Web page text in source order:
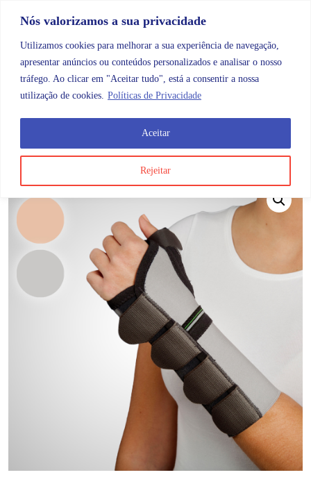
Nós valorizamos a sua privacidade
Utilizamos cookies para melhorar a sua experiência de navegação,
apresentar anúncios ou conteúdos personalizados e analisar o nosso
tráfego. Ao clicar em "Aceitar tudo", está a consentir a nossa
utilização de cookies. Políticas de Privacidade
Rejeitar
Aceitar
Categorias